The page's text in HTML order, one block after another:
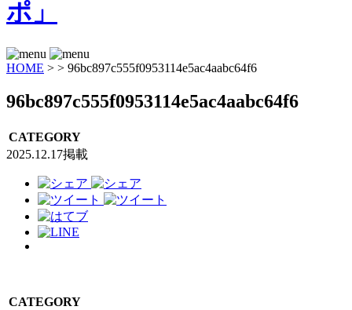
HOME > > 96bc897c555f0953114e5ac4aabc64f6
96bc897c555f0953114e5ac4aabc64f6
CATEGORY
2025.12.17掲載
CATEGORY